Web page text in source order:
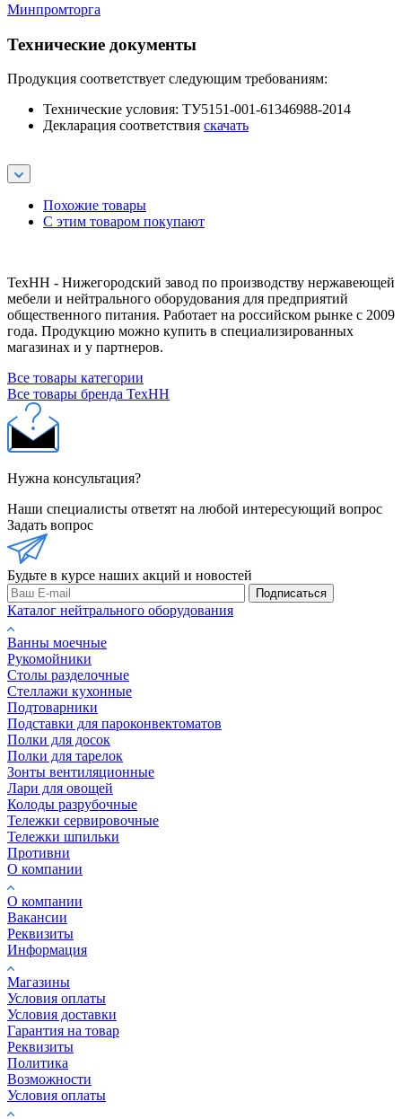
Минпромторга
Технические документы
Продукция соответствует следующим требованиям:
Технические условия: ТУ5151-001-61346988-2014
Декларация соответствия скачать
Похожие товары
С этим товаром покупают
ТехНН - Нижегородский завод по производству нержавеющей
мебели и нейтрального оборудования для предприятий
общественного питания. Работает на российском рынке с 2009
года. Продукцию можно купить в специализированных
магазинах и у партнеров.
Все товары категории
Все товары бренда ТехНН
Нужна консультация?
Наши специалисты ответят на любой интересующий вопрос
Задать вопрос
Будьте в курсе наших акций и новостей
Подписаться
Каталог нейтрального оборудования
Ванны моечные
Рукомойники
Столы разделочные
Стеллажи кухонные
Подтоварники
Подставки для пароконвектоматов
Полки для досок
Полки для тарелок
Зонты вентиляционные
Лари для овощей
Колоды разрубочные
Тележки сервировочные
Тележки шпильки
Противни
О компании
О компании
Вакансии
Реквизиты
Информация
Магазины
Условия оплаты
Условия доставки
Гарантия на товар
Реквизиты
Политика
Возможности
Условия оплаты